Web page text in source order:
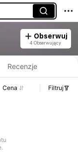
Obserwuj
4 Obserwujący
Recenzje
Cena Filtruj